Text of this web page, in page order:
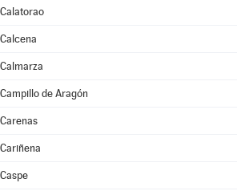
Calatorao
Calcena
Calmarza
Campillo de Aragón
Carenas
Cariñena
Caspe